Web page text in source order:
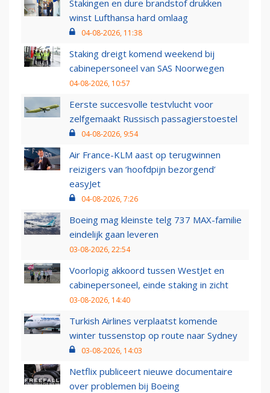
Stakingen en dure brandstof drukken
winst Lufthansa hard omlaag
04-08-2026, 11:38
Staking dreigt komend weekend bij
cabinepersoneel van SAS Noorwegen
04-08-2026, 10:57
Eerste succesvolle testvlucht voor
zelfgemaakt Russisch passagierstoestel
04-08-2026, 9:54
Air France-KLM aast op terugwinnen
reizigers van ‘hoofdpijn bezorgend’
easyJet
04-08-2026, 7:26
Boeing mag kleinste telg 737 MAX-familie
eindelijk gaan leveren
03-08-2026, 22:54
Voorlopig akkoord tussen WestJet en
cabinepersoneel, einde staking in zicht
03-08-2026, 14:40
Turkish Airlines verplaatst komende
winter tussenstop op route naar Sydney
03-08-2026, 14:03
Netflix publiceert nieuwe documentaire
over problemen bij Boeing